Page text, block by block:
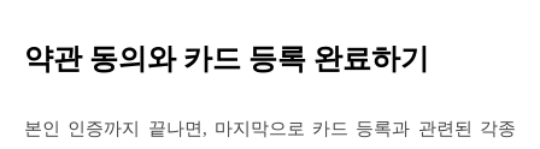
약관 동의와 카드 등록 완료하기
본인 인증까지 끝나면, 마지막으로 카드 등록과 관련된 각종